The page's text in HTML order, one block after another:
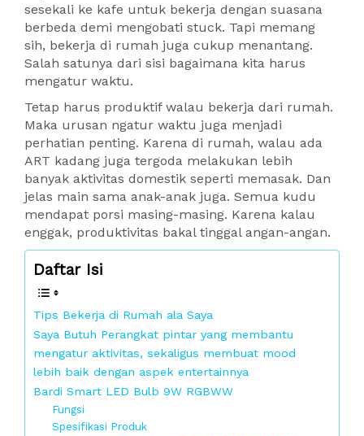
sesekali ke kafe untuk bekerja dengan suasana
berbeda demi mengobati stuck. Tapi memang
sih, bekerja di rumah juga cukup menantang.
Salah satunya dari sisi bagaimana kita harus
mengatur waktu.
Tetap harus produktif walau bekerja dari rumah.
Maka urusan ngatur waktu juga menjadi
perhatian penting. Karena di rumah, walau ada
ART kadang juga tergoda melakukan lebih
banyak aktivitas domestik seperti memasak. Dan
jelas main sama anak-anak juga. Semua kudu
mendapat porsi masing-masing. Karena kalau
enggak, produktivitas bakal tinggal angan-angan.
Daftar Isi
Tips Bekerja di Rumah ala Saya
Saya Butuh Perangkat pintar yang membantu
mengatur aktivitas, sekaligus membuat mood
lebih baik dengan aspek entertainnya
Bardi Smart LED Bulb 9W RGBWW
Fungsi
Spesifikasi Produk